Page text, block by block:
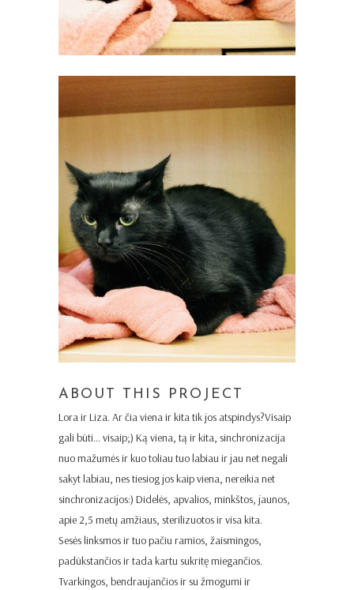
ABOUT THIS PROJECT
Lora ir Liza. Ar čia viena ir kita tik jos atspindys?Visaip
gali būti… visaip;) Ką viena, tą ir kita, sinchronizacija
nuo mažumės ir kuo toliau tuo labiau ir jau net negali
sakyt labiau, nes tiesiog jos kaip viena, nereikia net
sinchronizacijos:) Didelės, apvalios, minkštos, jaunos,
apie 2,5 metų amžiaus, sterilizuotos ir visa kita.
Sesės linksmos ir tuo pačiu ramios, žaismingos,
padūkstančios ir tada kartu sukritę miegančios.
Tvarkingos, bendraujančios ir su žmogumi ir